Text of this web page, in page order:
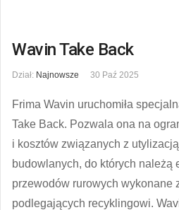
Wavin Take Back
Dział: Najnowsze 30 Paź 2025
Frima Wavin uruchomiła
Take Back. Pozwala ona na
i kosztów związanych z
budowlanych, do których należą
przewodów rurowych wykonane
podlegających recyklingowi.